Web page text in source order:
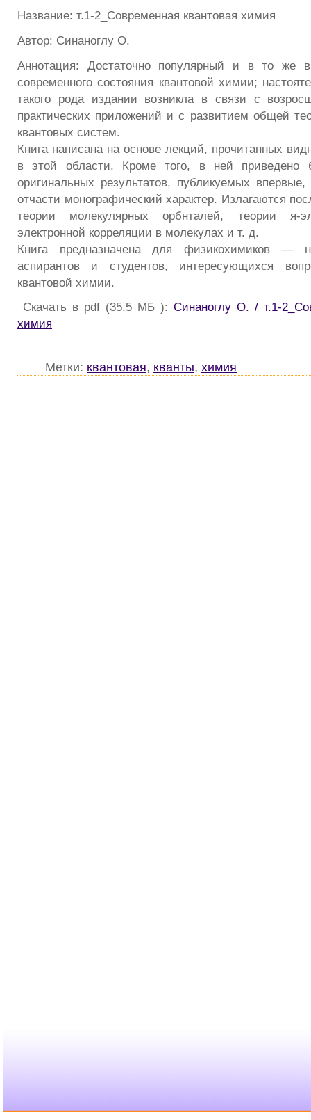
Название: т.1-2_Современная квантовая химия
Автор: Синаноглу О.
Аннотация: Достаточно популярный и в то же
современного состояния квантовой химии;
такого рода издании возникла в связи с
практических приложений и с развитием общей
квантовых систем.
Книга написана на основе лекций, прочитанных
в этой области. Кроме того, в ней приведено
оригинальных результатов, публикуемых
отчасти монографический характер. Излагаются
теории молекулярных орбнталей, теории я-
электронной корреляции в молекулах и т. д.
Книга предназначена для физикохимиков —
аспирантов и студентов, интересующихся
квантовой химии.
Скачать в pdf (35,5 МБ ): Синаноглу О. / т.1-
химия
Метки: квантовая, кванты, химия